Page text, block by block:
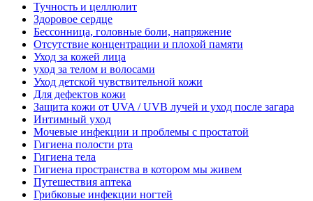
Тучность и целлюлит
Здоровое сердце
Бессонница, головные боли, напряжение
Отсутствие концентрации и плохой памяти
Уход за кожей лица
уход за телом и волосами
Уход детской чувствительной кожи
Для дефектов кожи
Защита кожи от UVA / UVB лучей и уход после загара
Интимный уход
Мочевые инфекции и проблемы с простатой
Гигиена полости рта
Гигиена тела
Гигиена пространства в котором мы живем
Путешествия аптека
Грибковые инфекции ногтей